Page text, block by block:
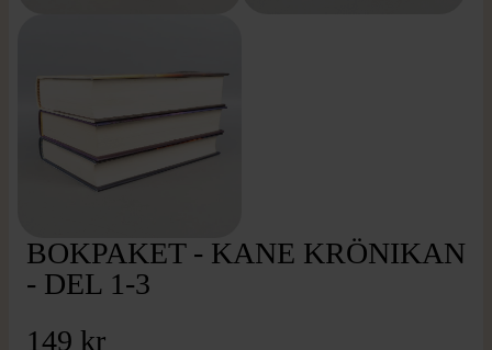
BOKPAKET - KANE KRÖNIKAN
- DEL 1-3
149 kr